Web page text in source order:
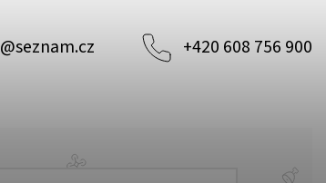
@seznam.cz +420 608 756 900